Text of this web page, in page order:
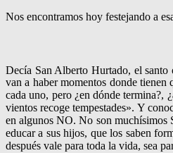
Nos encontramos hoy festejando a
Decía San Alberto Hurtado, el
van a haber momentos donde
cada uno, pero ¿en dónde termina?,
vientos recoge tempestades». Y
en algunos NO. No son muchísimos
educar a sus hijos, que los saben
después vale para toda la vida, sea